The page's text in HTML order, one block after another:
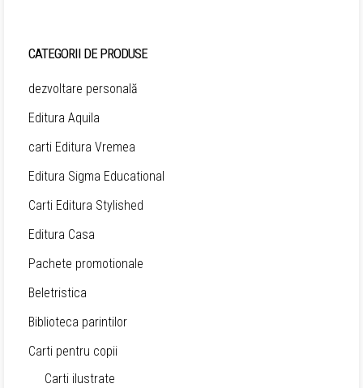
CATEGORII DE PRODUSE
dezvoltare personală
Editura Aquila
carti Editura Vremea
Editura Sigma Educational
Carti Editura Stylished
Editura Casa
Pachete promotionale
Beletristica
Biblioteca parintilor
Carti pentru copii
Carti ilustrate